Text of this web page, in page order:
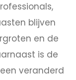
blijven
en de
is de
veranderd